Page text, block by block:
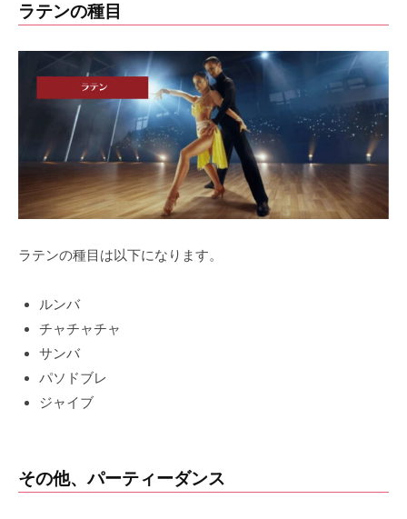
ラテンの種目
ラテンの種目は以下になります。
ルンバ
チャチャチャ
サンバ
パソドブレ
ジャイブ
その他、パーティーダンス